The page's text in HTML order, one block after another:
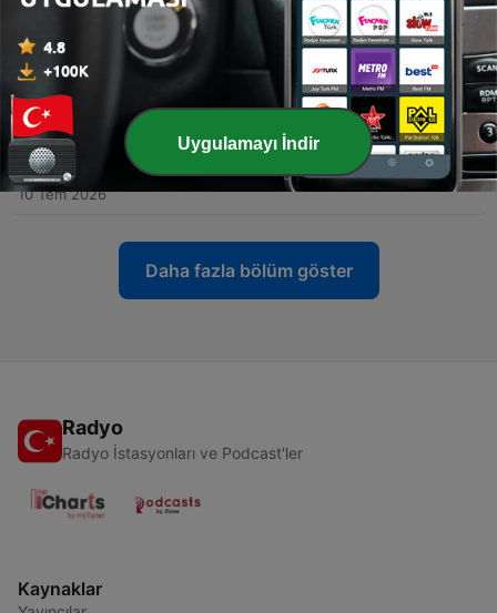
#250 - ‘Creativiteit op middenveld cruciaal’
24 Tem 2026
257 - #249 - Defensie onder de loep
16 Tem 2026
256 - #248 - Dagje in spoor van Ajax
10 Tem 2026
Daha fazla bölüm göster
Radyo
Radyo İstasyonları ve Podcast'ler
Kaynaklar
Uygulamayı İndir